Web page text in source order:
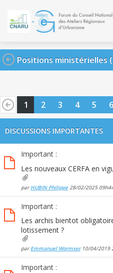
Positions ministérielles
1 2 3 4 5 6
DISCUSSIONS IMPORTANTES
Important :
Les nouveaux CERFA en
par HUBIN Philippe 28/02/2025
Important :
Les archis bientot
lotissement ?
par Emmanuel Wormser10/04/2019
Important :